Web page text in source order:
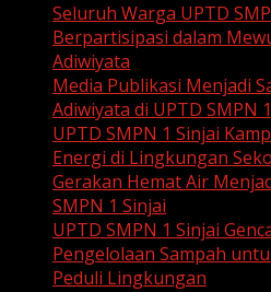
Seluruh Warga UPTD
Berpartisipasi dalam
Adiwiyata
Media Publikasi Menjadi
Adiwiyata di UPTD SMPN
UPTD SMPN 1 Sinjai
Energi di Lingkungan
Gerakan Hemat Air
SMPN 1 Sinjai
UPTD SMPN 1 Sinjai
Pengelolaan Sampah
Peduli Lingkungan